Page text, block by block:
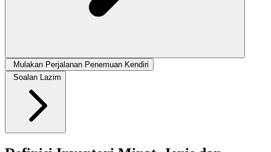
Mulakan Perjalanan Penemuan Kendiri
Soalan Lazim